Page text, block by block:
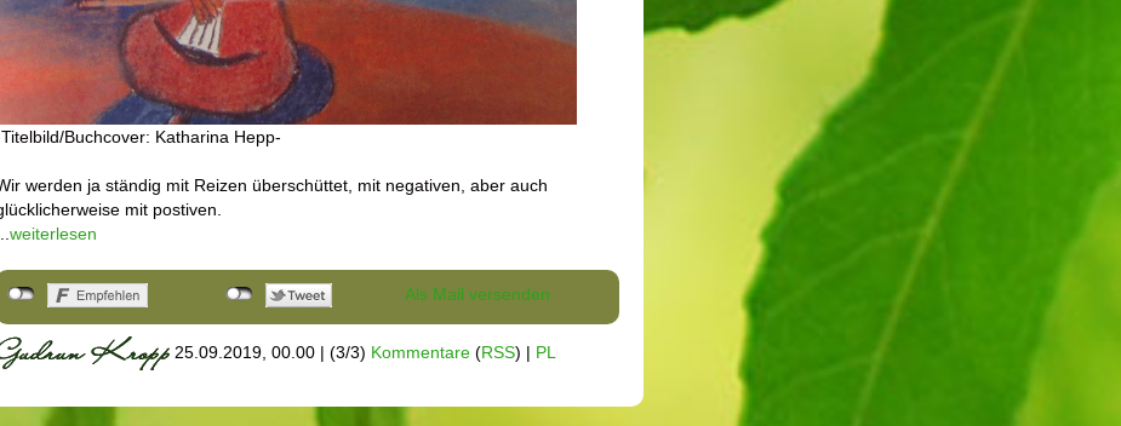
Buchcover: Katharina Hepp-
werden ja ständig mit Reizen überschüttet, mit negativen, aber auch
mit postiven.
weiterlesen
Als Mail versenden
25.09.2019, 00.00| (3/3) Kommentare(RSS) | PL